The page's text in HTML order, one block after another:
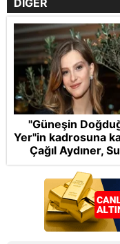
"Güneşin
Yer"in kadrosuna
Çağıl Aydıner,
karakteriyle